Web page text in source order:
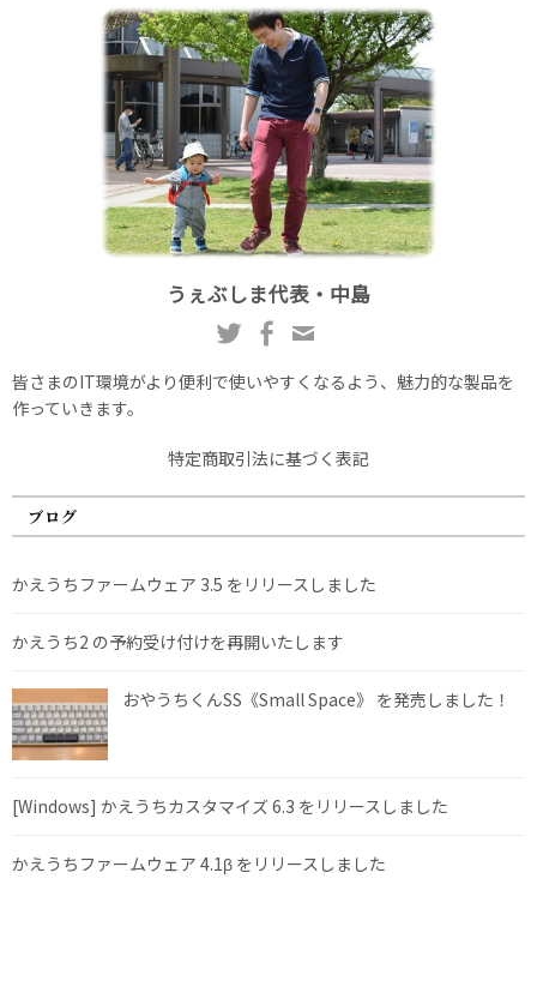
うぇぶしま代表・中島
皆さまのIT環境がより便利で使いやすくなるよう、魅力的な製品を
作っていきます。
特定商取引法に基づく表記
ブログ
かえうちファームウェア 3.5 をリリースしました
かえうち2 の予約受け付けを再開いたします
おやうちくんSS《Small Space》 を発売しました！
[Windows] かえうちカスタマイズ 6.3 をリリースしました
かえうちファームウェア 4.1β をリリースしました